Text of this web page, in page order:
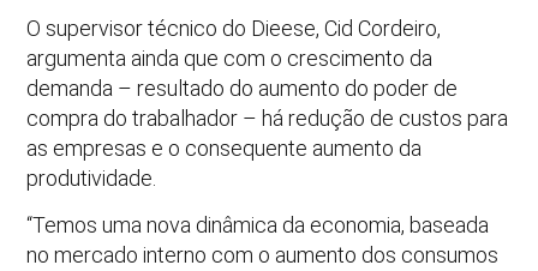
O supervisor técnico do Dieese, Cid Cordeiro,
argumenta ainda que com o crescimento da
demanda – resultado do aumento do poder de
compra do trabalhador – há redução de custos para
as empresas e o consequente aumento da
produtividade.
“Temos uma nova dinâmica da economia, baseada
no mercado interno com o aumento dos consumos